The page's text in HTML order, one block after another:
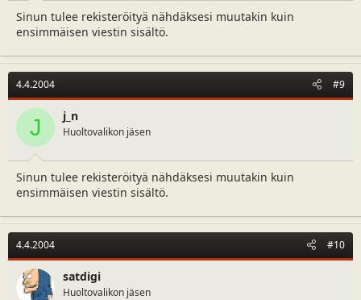
Sinun tulee rekisteröityä nähdäksesi muutakin kuin
ensimmäisen viestin sisältö.
4.4.2004 #9
J j_n
Huoltovalikon jäsen
Sinun tulee rekisteröityä nähdäksesi muutakin kuin
ensimmäisen viestin sisältö.
4.4.2004 #10
satdigi
Huoltovalikon jäsen